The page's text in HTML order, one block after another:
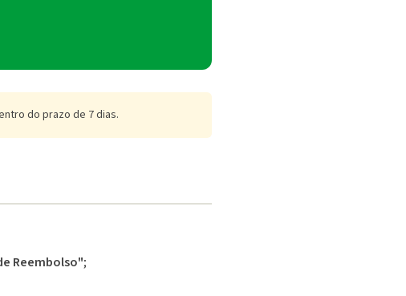
do prazo de 7 dias.
Reembolso";